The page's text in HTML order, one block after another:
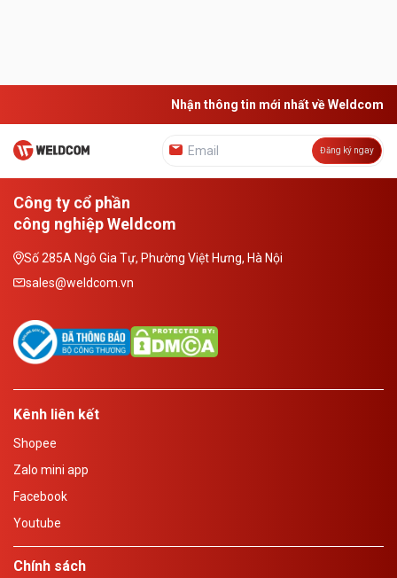
Nhận thông tin mới nhất về Weldcom
Đăng ký ngay
Công ty cổ phần
công nghiệp Weldcom
Số 285A Ngô Gia Tự, Phường Việt Hưng, Hà Nội
sales@weldcom.vn
Kênh liên kết
Shopee
Zalo mini app
Facebook
Youtube
Chính sách